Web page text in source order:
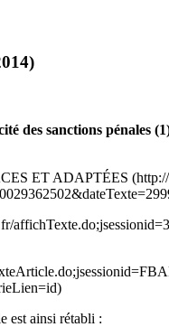
des sanctions pénales
ET ADAPTÉES
est ainsi rétabli :